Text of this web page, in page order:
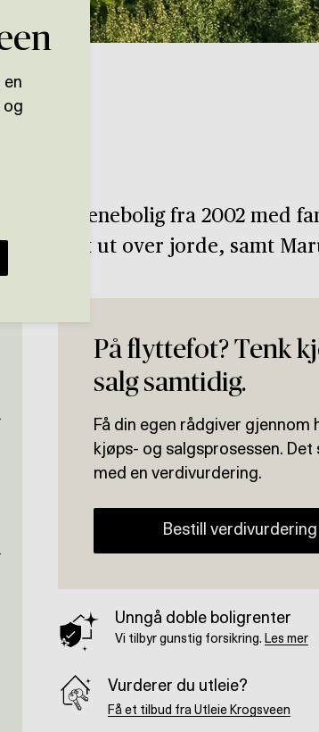
enebolig fra 2002 med
utsikt ut over jorde, samt
På flyttefot? Tenk
salg samtidig.
Få din egen rådgiver gjennom
kjøps- og salgsprosessen. Det
med en verdivurdering.
Bestill verdivurdering
Unngå doble boligrenter
Vi tilbyr gunstig forsikring. Les mer
Vurderer du utleie?
Få et tilbud fra Utleie Krogsveen
en
og